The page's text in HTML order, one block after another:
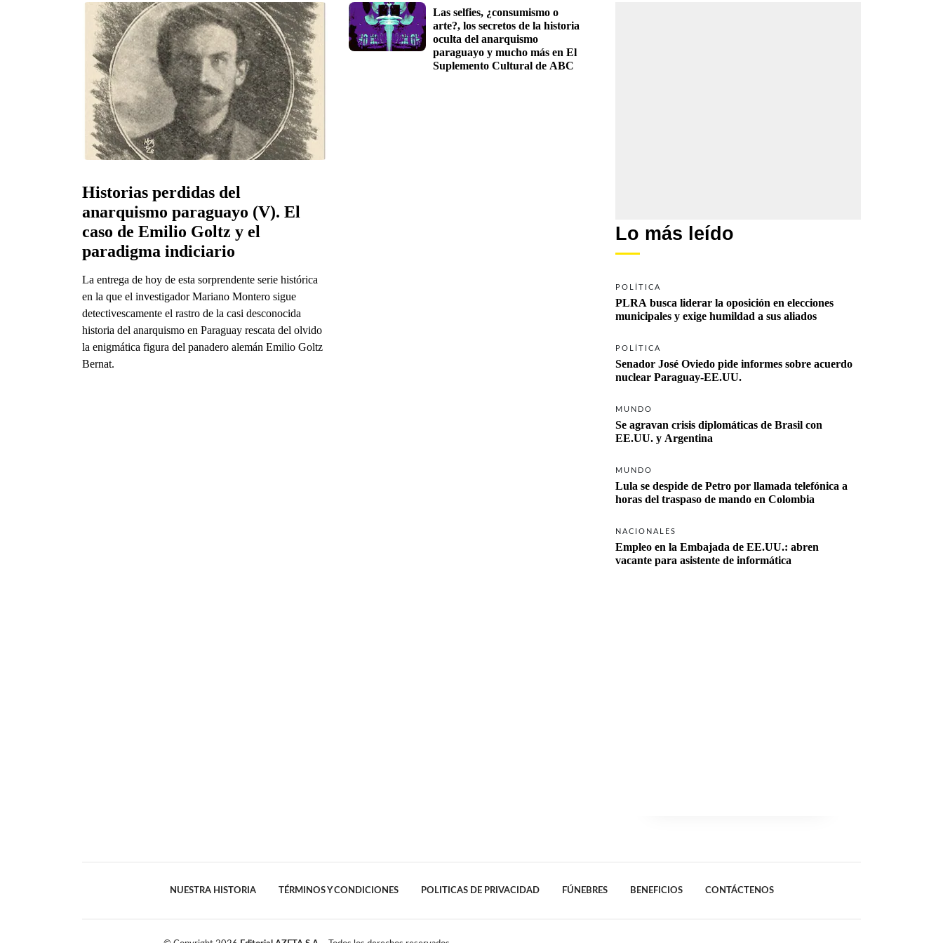
Historias perdidas del
anarquismo paraguayo (V). El
caso de Emilio Goltz y el
paradigma indiciario
La entrega de hoy de esta sorprendente serie histórica
en la que el investigador Mariano Montero sigue
detectivescamente el rastro de la casi desconocida
historia del anarquismo en Paraguay rescata del olvido
la enigmática figura del panadero alemán Emilio Goltz
Bernat.
Las selfies, ¿consumismo o
arte?, los secretos de la historia
oculta del anarquismo
paraguayo y mucho más en El
Suplemento Cultural de ABC
Lo más leído
POLÍTICA
PLRA busca liderar la oposición en elecciones
municipales y exige humildad a sus aliados
POLÍTICA
Senador José Oviedo pide informes sobre acuerdo
nuclear Paraguay-EE.UU.
MUNDO
Se agravan crisis diplomáticas de Brasil con
EE.UU. y Argentina
MUNDO
Lula se despide de Petro por llamada telefónica a
horas del traspaso de mando en Colombia
NACIONALES
Empleo en la Embajada de EE.UU.: abren
vacante para asistente de informática
NUESTRA HISTORIA TÉRMINOS Y CONDICIONES POLITICAS DE PRIVACIDAD FÚNEBRES BENEFICIOS CONTÁCTENOS